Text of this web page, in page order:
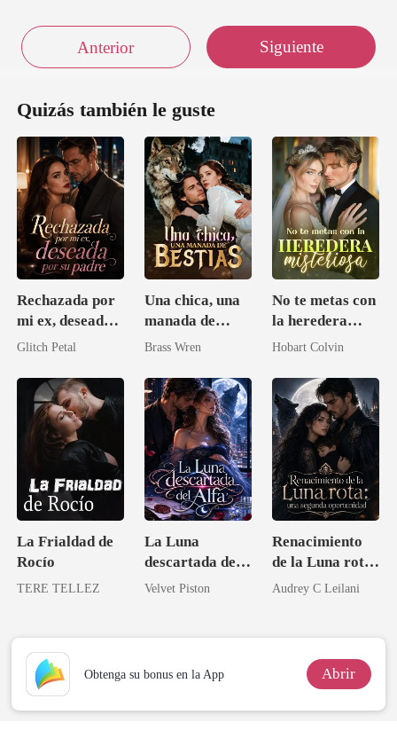
Anterior Siguiente
Quizás también le guste
Rechazada por
mi ex, deseada
por su padre
Glitch Petal
Una chica, una
manada de
bestias
Brass Wren
No te metas con
la heredera
misteriosa
Hobart Colvin
La Frialdad de
Rocío
TERE TELLEZ
La Luna
descartada del
Alfa
Velvet Piston
Renacimiento
de la Luna rota:
una segunda
Audrey C Leilani
Obtenga su bonus en la App Abrir